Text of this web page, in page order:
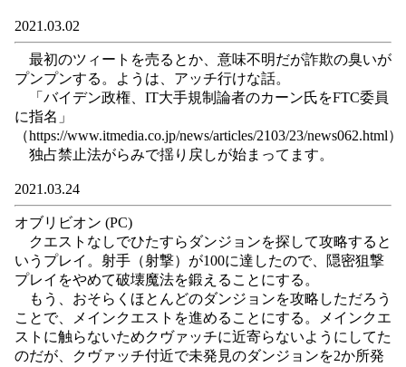
2021.03.02
最初のツィートを売るとか、意味不明だが詐欺の臭いが
プンプンする。ようは、アッチ行けな話。
「バイデン政権、IT大手規制論者のカーン氏をFTC委員
に指名」
（https://www.itmedia.co.jp/news/articles/2103/23/news062.html）
独占禁止法がらみで揺り戻しが始まってます。
2021.03.24
オブリビオン (PC)
クエストなしでひたすらダンジョンを探して攻略すると
いうプレイ。射手（射撃）が100に達したので、隠密狙撃
プレイをやめて破壊魔法を鍛えることにする。
もう、おそらくほとんどのダンジョンを攻略しただろう
ことで、メインクエストを進めることにする。メインクエ
ストに触らないためクヴァッチに近寄らないようにしてた
のだが、クヴァッチ付近で未発見のダンジョンを2か所発